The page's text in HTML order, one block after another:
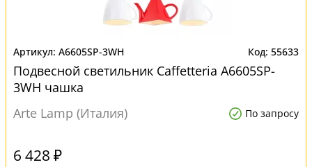
A6605SP-3WH 55633
Подвесной светильник Caffetteria A6605SP-
3WH чашка
Arte Lamp (Италия)
По запросу
6 428 ₽